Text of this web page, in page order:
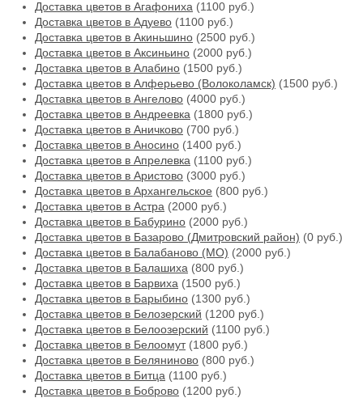
Доставка цветов в Агафониха (1100 руб.)
Доставка цветов в Адуево (1100 руб.)
Доставка цветов в Акиньшино (2500 руб.)
Доставка цветов в Аксиньино (2000 руб.)
Доставка цветов в Алабино (1500 руб.)
Доставка цветов в Алферьево (Волоколамск) (1500 руб.)
Доставка цветов в Ангелово (4000 руб.)
Доставка цветов в Андреевка (1800 руб.)
Доставка цветов в Аничково (700 руб.)
Доставка цветов в Аносино (1400 руб.)
Доставка цветов в Апрелевка (1100 руб.)
Доставка цветов в Аристово (3000 руб.)
Доставка цветов в Архангельское (800 руб.)
Доставка цветов в Астра (2000 руб.)
Доставка цветов в Бабурино (2000 руб.)
Доставка цветов в Базарово (Дмитровский район) (0 руб.)
Доставка цветов в Балабаново (МО) (2000 руб.)
Доставка цветов в Балашиха (800 руб.)
Доставка цветов в Барвиха (1500 руб.)
Доставка цветов в Барыбино (1300 руб.)
Доставка цветов в Белозерский (1200 руб.)
Доставка цветов в Белоозерский (1100 руб.)
Доставка цветов в Белоомут(1800 руб.)
Доставка цветов в Беляниново (800 руб.)
Доставка цветов в Битца (1100 руб.)
Доставка цветов в Боброво (1200 руб.)